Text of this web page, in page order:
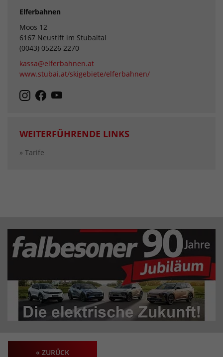
Elferbahnen
Moos 12
6167 Neustift im Stubaital
(0043) 05226 2270
kassa@elferbahnen.at
www.stubai.at/skigebiete/elferbahnen/
WEITERFÜHRENDE LINKS
» Tarife
« ZURÜCK